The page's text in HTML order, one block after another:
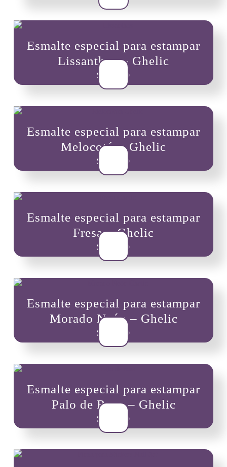
Esmalte especial para estampar
Lissanthus – Ghelic
$ 10,900
Esmalte especial para estampar
Melocotón- Ghelic
$ 10,900
Esmalte especial para estampar
Fresa – Ghelic
$ 10,900
Esmalte especial para estampar
Morado Neón – Ghelic
$ 10,900
Esmalte especial para estampar
Palo de Rosa – Ghelic
$ 10,900